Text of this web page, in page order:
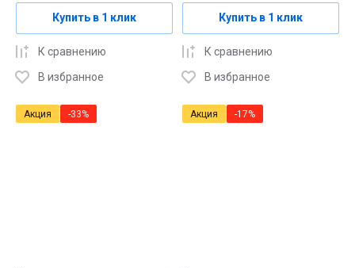
Купить в 1 клик
К сравнению
В избранное
Купить в 1 клик
К сравнению
В избранное
Акция -33% Акция -17%